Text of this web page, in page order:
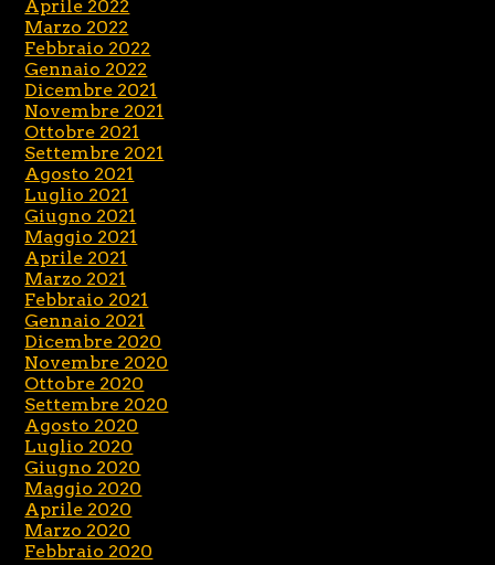
Aprile 2022
Marzo 2022
Febbraio 2022
Gennaio 2022
Dicembre 2021
Novembre 2021
Ottobre 2021
Settembre 2021
Agosto 2021
Luglio 2021
Giugno 2021
Maggio 2021
Aprile 2021
Marzo 2021
Febbraio 2021
Gennaio 2021
Dicembre 2020
Novembre 2020
Ottobre 2020
Settembre 2020
Agosto 2020
Luglio 2020
Giugno 2020
Maggio 2020
Aprile 2020
Marzo 2020
Febbraio 2020